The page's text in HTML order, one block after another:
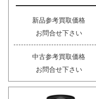
新品参考買取価格
お問合せ下さい
中古参考買取価格
お問合せ下さい